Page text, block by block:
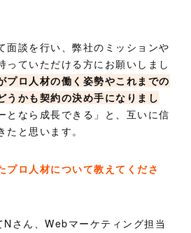
面談を行い、弊社のミッションや
っていただける方にお願いしまし
プロ人材の働く姿勢やこれまでの
うかも契約の決め手になりまし
となら成長できる」と、互いに信
と思います。
ロ人材について教えてくださ
さん、Webマーケティング担当